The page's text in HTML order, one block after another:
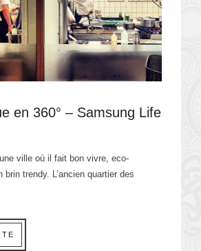
en 360° – Samsung Life
ville où il fait bon vivre, eco-
brin trendy. L’ancien quartier des